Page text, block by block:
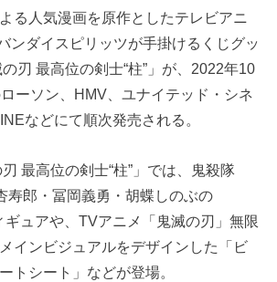
る人気漫画を原作としたテレビアニ
ンダイスピリッツが手掛けるくじグッ
刃 最高位の剣士“柱”」が、2022年10
ーソン、HMV、ユナイテッド・シネ
などにて順次発売される。
刃 最高位の剣士“柱”」では、鬼殺隊
寿郎・冨岡義勇・胡蝶しのぶの
ュアや、TVアニメ「鬼滅の刃」無限
インビジュアルをデザインした「ビ
トシート」などが登場。